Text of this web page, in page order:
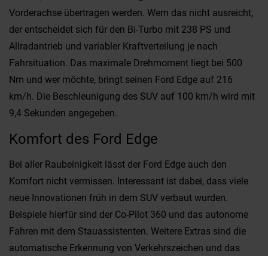
Vorderachse übertragen werden. Wem das nicht ausreicht,
der entscheidet sich für den Bi-Turbo mit 238 PS und
Allradantrieb und variabler Kraftverteilung je nach
Fahrsituation. Das maximale Drehmoment liegt bei 500
Nm und wer möchte, bringt seinen Ford Edge auf 216
km/h. Die Beschleunigung des SUV auf 100 km/h wird mit
9,4 Sekunden angegeben.
Komfort des Ford Edge
Bei aller Raubeinigkeit lässt der Ford Edge auch den
Komfort nicht vermissen. Interessant ist dabei, dass viele
neue Innovationen früh in dem SUV verbaut wurden.
Beispiele hierfür sind der Co-Pilot 360 und das autonome
Fahren mit dem Stauassistenten. Weitere Extras sind die
automatische Erkennung von Verkehrszeichen und das